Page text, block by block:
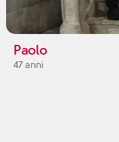
Paolo
47 anni